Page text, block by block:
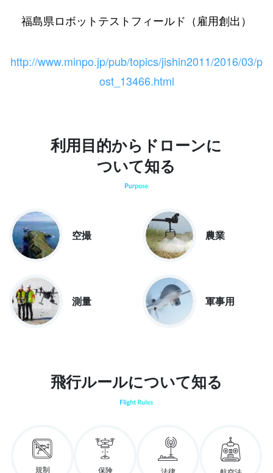
福島県ロボットテストフィールド（雇用創出）
http://www.minpo.jp/pub/topics/jishin2011/2016/03/p
ost_13466.html
利用目的からドローンに
ついて知る
空撮 農業
測量 軍事用
飛行ルールについて知る
規制 保険 法律